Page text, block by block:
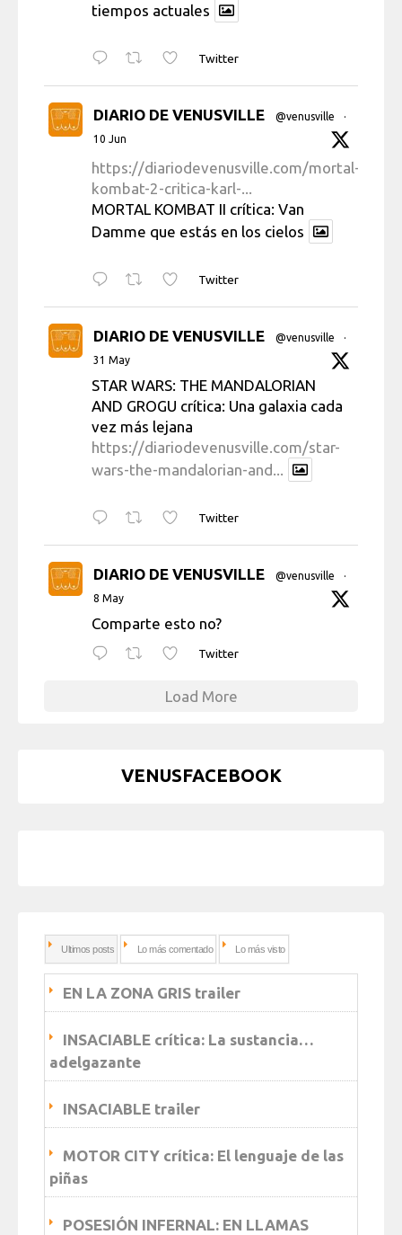
tiempos actuales
Twitter
DIARIO DE VENUSVILLE @venusville
·
10 Jun
https://diariodevenusville.com/mortal-
kombat-2-critica-karl-...
MORTAL KOMBAT II crítica: Van
Damme que estás en los cielos
Twitter
DIARIO DE VENUSVILLE @venusville
·
31 May
STAR WARS: THE MANDALORIAN
AND GROGU crítica: Una galaxia cada
vez más lejana
https://diariodevenusville.com/star-
wars-the-mandalorian-and...
Twitter
DIARIO DE VENUSVILLE @venusville
·
8 May
Comparte esto no?
Twitter
Load More
VENUSFACEBOOK
Ultimos posts Lo más comentado Lo más visto
EN LA ZONA GRIS trailer
INSACIABLE crítica: La sustancia…
adelgazante
INSACIABLE trailer
MOTOR CITY crítica: El lenguaje de las
piñas
POSESIÓN INFERNAL: EN LLAMAS